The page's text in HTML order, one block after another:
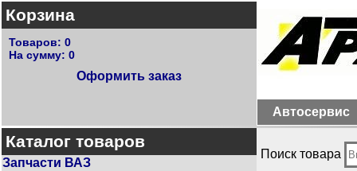
Корзина
Товаров: 0
На сумму: 0
Оформить заказ
Автосервис
Каталог товаров
Запчасти ВАЗ
Поиск товара